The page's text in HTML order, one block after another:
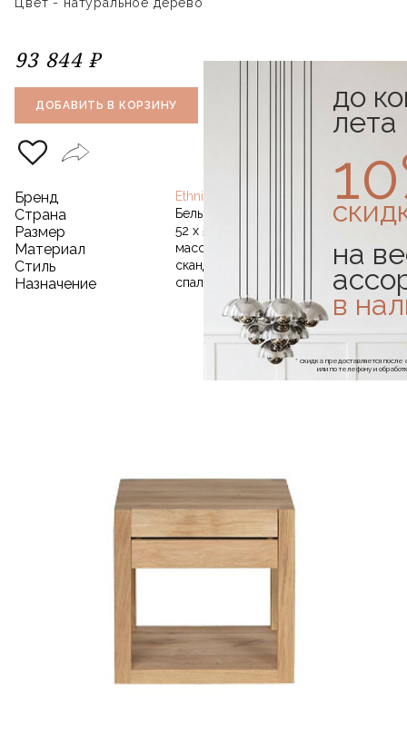
93 844 ₽
ДОБАВИТЬ В КОРЗИНУ КЛИК
Бренд Ethnicraft
Страна Бельгия
Размер 52 х 55 х 35 см
Материал массив дуба
Стиль скандинавский
Назначение спальня
до
лета
на
в
* скидка предоставляется
или по телефону и